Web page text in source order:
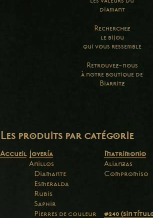
diamant
Recherchez
le bijou
qui vous ressemble
Retrouvez-nous
à notre boutique de
Biarritz
Les produits par catégorie
Accueil Joyería
Anillos
Diamante
Esmeralda
Rubis
Saphir
Pierres de couleur
Matrimonio
Alianzas
Compromiso
#240 (sin